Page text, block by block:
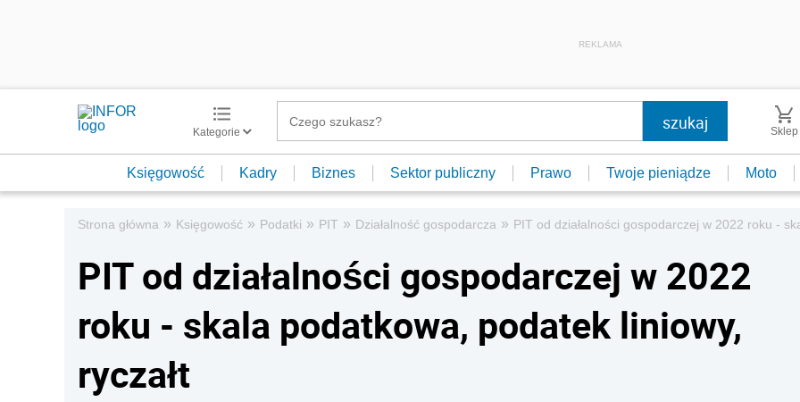
REKLAMA
Kategorie Sklep
Księgowość Kadry Biznes Sektor publiczny Prawo Twoje pieniądze Moto
Strona główna » Księgowość » Podatki » PIT » Działalność gospodarcza » PIT od działalności gospodarczej w 2022 roku -
PIT od działalności gospodarczej w 2022
roku - skala podatkowa, podatek liniowy,
ryczałt